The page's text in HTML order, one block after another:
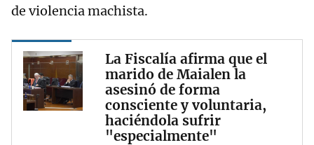
de violencia machista.
La Fiscalía afirma que el
marido de Maialen la
asesinó de forma
consciente y voluntaria,
haciéndola sufrir
"especialmente"